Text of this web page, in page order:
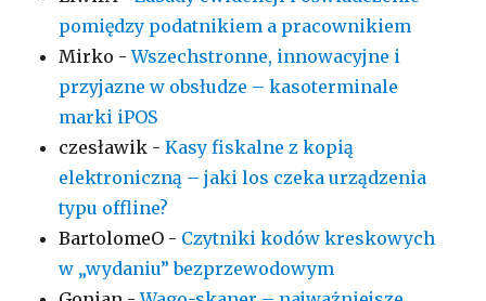
pomiędzy podatnikiem a pracownikiem
Mirko -Wszechstronne, innowacyjne i
przyjazne w obsłudze – kasoterminale
marki iPOS
czesławik -Kasy fiskalne z kopią
elektroniczną – jaki los czeka urządzenia
typu offline?
BartolomeO - Czytniki kodów kreskowych
w „wydaniu” bezprzewodowym